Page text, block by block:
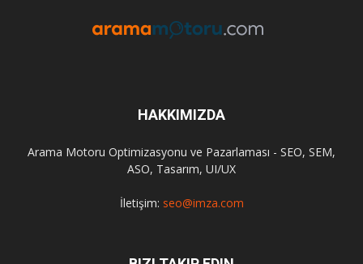
HAKKIMIZDA
Arama Motoru Optimizasyonu ve Pazarlaması - SEO, SEM,
ASO, Tasarım, UI/UX
İletişim: seo@imza.com